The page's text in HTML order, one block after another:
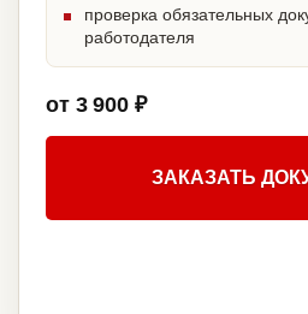
проверка обязательных
работодателя
от 3 900 ₽
ЗАКАЗАТЬ